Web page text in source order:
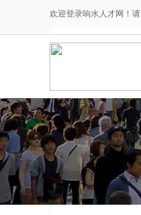
欢迎登录响水人才网！请